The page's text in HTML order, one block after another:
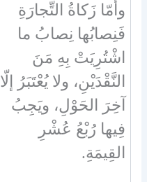
وأمّا زَكاةُ التِّجارَةِ
فَنِصابُها نِصابُ ما
اشْتُرِيَتْ بِهِ مَنَ
النَّقْدَيْنِ، ولا يُعْتَبَرُ إلّا
آخِرَ الحَوْلِ، ويَجِبُ
فِيها رُبْعُ عُشْرِ
القِيمَةِ.